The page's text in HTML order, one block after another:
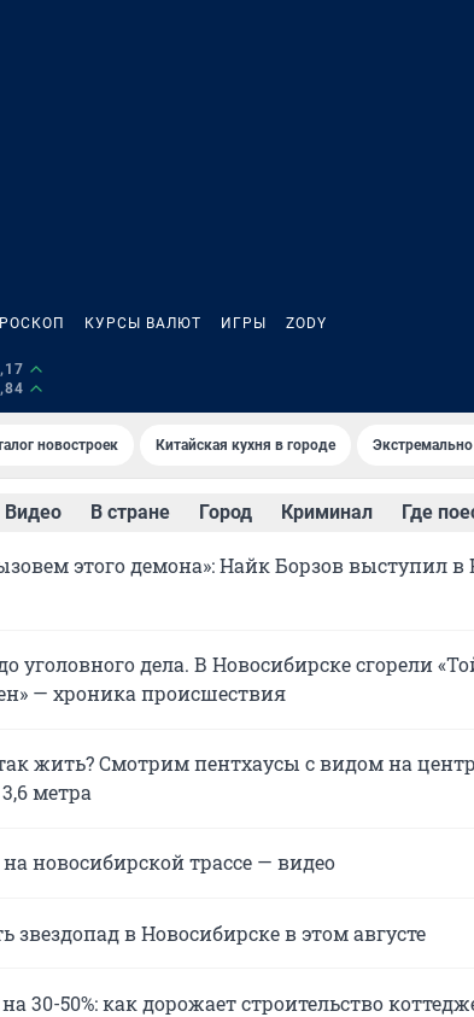
КУРСЫ ВАЛЮТ ИГРЫ ZODY
новостроек Китайская кухня в городе
Видео В стране Город Криминал Где
этого демона»: Найк Борзов выступил в
уголовного дела. В Новосибирске сгорели
— хроника происшествия
жить? Смотрим пентхаусы с видом на
метра
новосибирской трассе — видео
звездопад в Новосибирске в этом августе
30-50%: как дорожает строительство